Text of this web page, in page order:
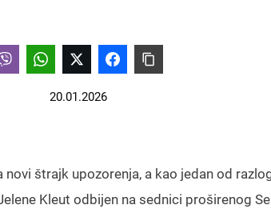
20.01.2026
štrajk upozorenja, a kao jedan od
Kleut odbijen na sednici proširenog